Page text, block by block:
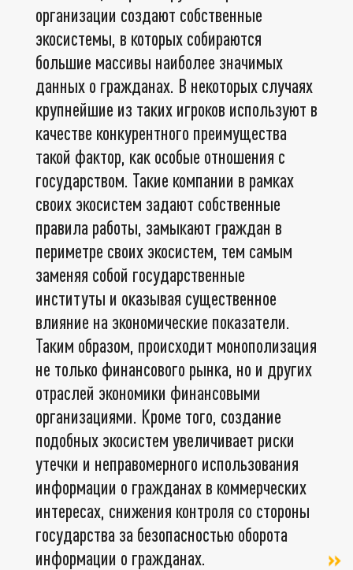
организации создают собственные
экосистемы, в которых собираются
большие массивы наиболее значимых
данных о гражданах. В некоторых случаях
крупнейшие из таких игроков используют в
качестве конкурентного преимущества
такой фактор, как особые отношения с
государством. Такие компании в рамках
своих экосистем задают собственные
правила работы, замыкают граждан в
периметре своих экосистем, тем самым
заменяя собой государственные
институты и оказывая существенное
влияние на экономические показатели.
Таким образом, происходит монополизация
не только финансового рынка, но и других
отраслей экономики финансовыми
организациями. Кроме того, создание
подобных экосистем увеличивает риски
утечки и неправомерного использования
информации о гражданах в коммерческих
интересах, снижения контроля со стороны
государства за безопасностью оборота
информации о гражданах.